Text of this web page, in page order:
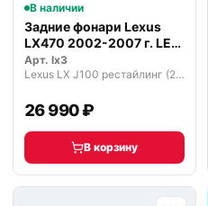
В наличии
Задние фонари Lexus
LX470 2002-2007 г. LED
Тюнинг
Арт. lx3
Lexus LX J100 рестайлинг (2002—2007)
26 990 ₽
В корзину